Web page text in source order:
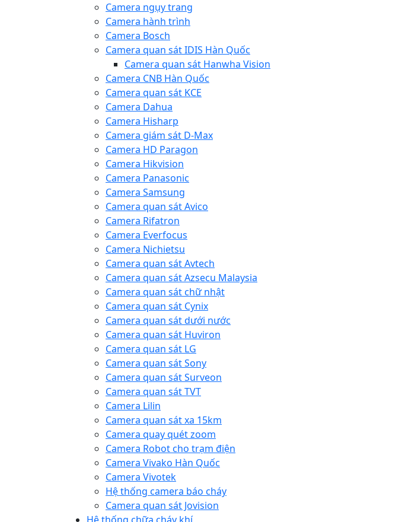
Camera ngụy trang
Camera hành trình
Camera Bosch
Camera quan sát IDIS Hàn Quốc
Camera quan sát Hanwha Vision
Camera CNB Hàn Quốc
Camera quan sát KCE
Camera Dahua
Camera Hisharp
Camera giám sát D-Max
Camera HD Paragon
Camera Hikvision
Camera Panasonic
Camera Samsung
Camera quan sát Avico
Camera Rifatron
Camera Everfocus
Camera Nichietsu
Camera quan sát Avtech
Camera quan sát Azsecu Malaysia
Camera quan sát chữ nhật
Camera quan sát Cynix
Camera quan sát dưới nước
Camera quan sát Huviron
Camera quan sát LG
Camera quan sát Sony
Camera quan sát Surveon
Camera quan sát TVT
Camera Lilin
Camera quan sát xa 15km
Camera quay quét zoom
Camera Robot cho trạm điện
Camera Vivako Hàn Quốc
Camera Vivotek
Hệ thống camera báo cháy
Camera quan sát Jovision